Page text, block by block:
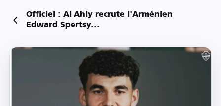
Officiel : Al Ahly recrute l'Arménien
Edward Spertsy...